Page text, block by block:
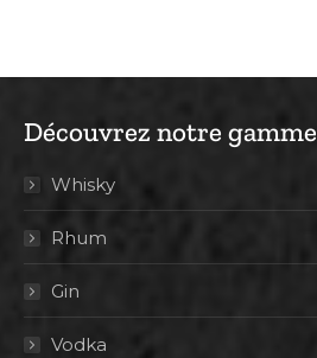
Découvrez notre gamme
Whisky
Rhum
Gin
Vodka